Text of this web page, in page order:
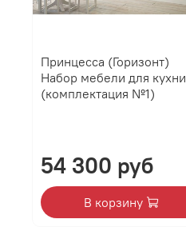
Принцесса (Горизонт)
Набор мебели для кухни
(комплектация №1)
54 300 руб
В корзину